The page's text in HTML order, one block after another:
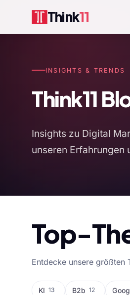
Think11
INSIGHTS & TRENDS
Think11
Insights zu Digital
unseren Erfahrungen
Top-
Entdecke unsere größten
KI 13 B2b 12